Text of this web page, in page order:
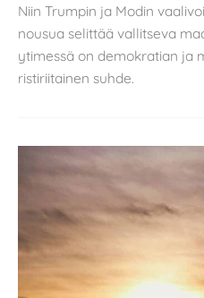
Niin Trumpin ja Modin
nousua selittää vallitseva
ytimessä on demokratian ja
ristiriitainen suhde.